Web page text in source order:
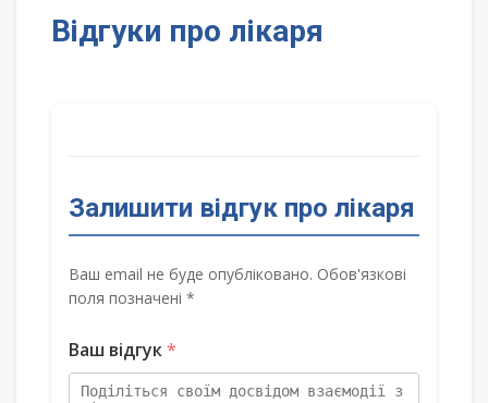
Відгуки про лікаря
Залишити відгук про лікаря
Ваш email не буде опубліковано. Обов'язкові
поля позначені *
Ваш відгук*